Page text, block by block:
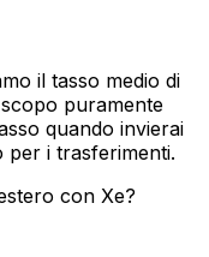
il tasso medio di
puramente
quando invierai
per i trasferimenti.
con Xe?